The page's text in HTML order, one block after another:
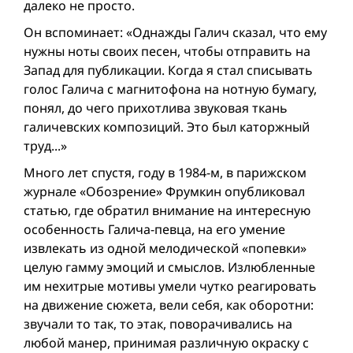
далеко не просто.
Он вспоминает: «Однажды Галич сказал, что ему
нужны ноты своих песен, чтобы отправить на
Запад для публикации. Когда я стал списывать
голос Галича с магнитофона на нотную бумагу,
понял, до чего прихотлива звуковая ткань
галичевских композиций. Это был каторжный
труд...»
Много лет спустя, году в 1984-м, в парижском
журнале «Обозрение» Фрумкин опубликовал
статью, где обратил внимание на интересную
особенность Галича-певца, на его умение
извлекать из одной мелодической «попевки»
целую гамму эмоций и смыслов. Излюбленные
им нехитрые мотивы умели чутко реагировать
на движение сюжета, вели себя, как оборотни:
звучали то так, то этак, поворачивались на
любой манер, принимая различную окраску с